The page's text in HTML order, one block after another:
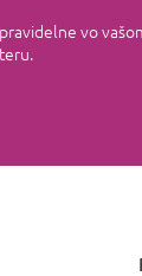
pravidelne vo